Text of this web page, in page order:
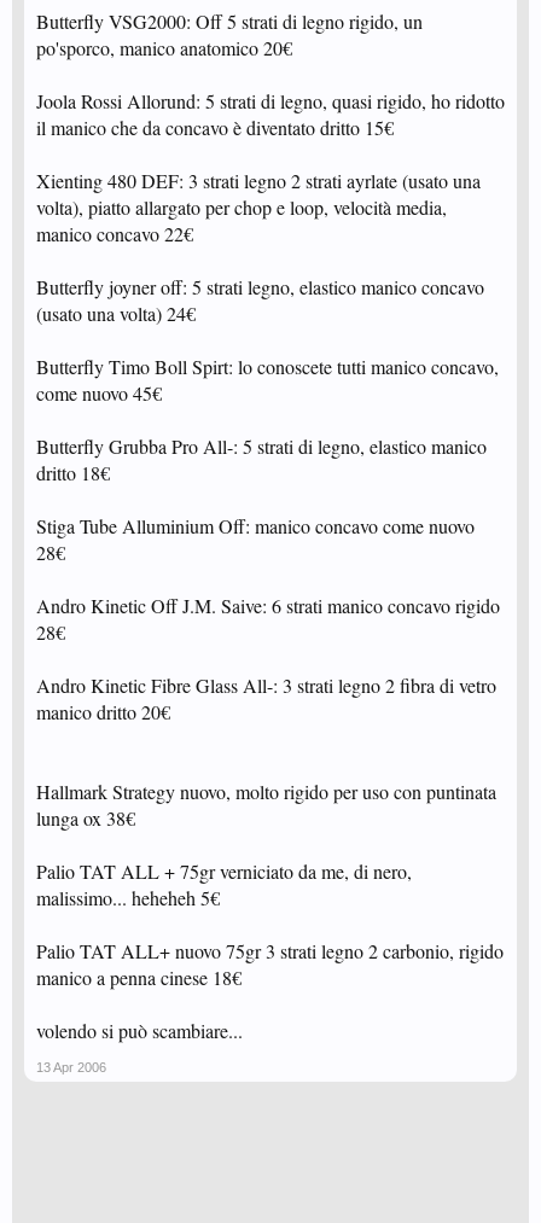
Butterfly VSG2000: Off 5 strati di legno rigido, un
po'sporco, manico anatomico 20€
Joola Rossi Allorund: 5 strati di legno, quasi rigido, ho ridotto
il manico che da concavo è diventato dritto 15€
Xienting 480 DEF: 3 strati legno 2 strati ayrlate (usato una
volta), piatto allargato per chop e loop, velocità media,
manico concavo 22€
Butterfly joyner off: 5 strati legno, elastico manico concavo
(usato una volta) 24€
Butterfly Timo Boll Spirt: lo conoscete tutti manico concavo,
come nuovo 45€
Butterfly Grubba Pro All-: 5 strati di legno, elastico manico
dritto 18€
Stiga Tube Alluminium Off: manico concavo come nuovo
28€
Andro Kinetic Off J.M. Saive: 6 strati manico concavo rigido
28€
Andro Kinetic Fibre Glass All-: 3 strati legno 2 fibra di vetro
manico dritto 20€
Hallmark Strategy nuovo, molto rigido per uso con puntinata
lunga ox 38€
Palio TAT ALL + 75gr verniciato da me, di nero,
malissimo... heheheh 5€
Palio TAT ALL+ nuovo 75gr 3 strati legno 2 carbonio, rigido
manico a penna cinese 18€
volendo si può scambiare...
13 Apr 2006